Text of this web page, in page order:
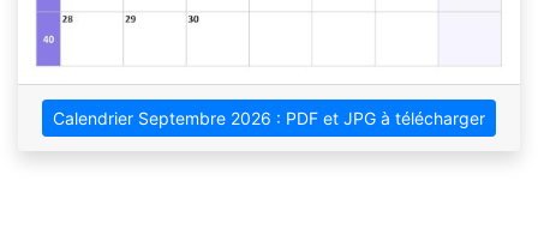
Calendrier Septembre 2026 : PDF et JPG à télécharger